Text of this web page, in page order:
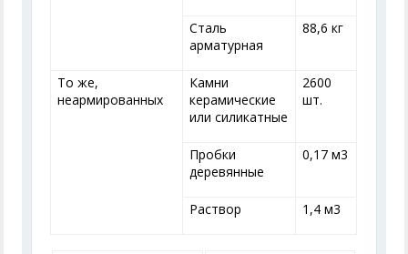
Сталь
арматурная
88,6 кг
То же,
неармированных
Камни
керамические
или силикатные
2600
шт.
Пробки
деревянные
0,17 м3
Раствор 1,4 м3